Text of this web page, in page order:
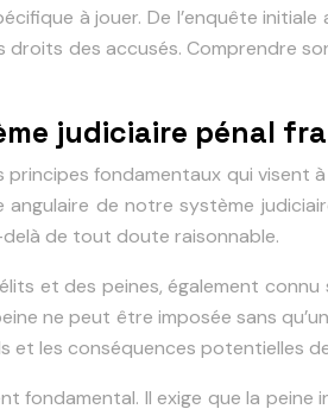
à jouer. De l’enquête
droits des accusés. Comprendre
judiciaire pénal
fondamentaux qui
de notre système
de tout doute raisonnable.
et des peines, également connu
ne peut être imposée sans
et les conséquences potentielles
Il exige que la